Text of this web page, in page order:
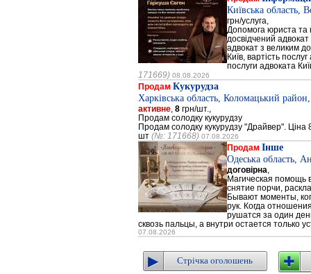
Київська область,
грн/услуга,
Допомога юриста та
досвідчений
адвокат з великим
Київ, вартість
послуги адвоката
171669) 08.08.2026
Продам Кукурудза
Харківська область, Коломацький район,
активне 8 грн/шт.,
Продам солодку кукурудзу
Продам солодку кукурудзу "Драйвер". Ціна
шт (№: 171668) 07.08.2026
Продам Інше
Одеська область,
договірна
Магическая помощь
снятие порчи,
Бывают моменты,
рук. Когда
рушатся за один
сквозь пальцы, а внутри остается только
07.08.2026
Стрічка оголошень